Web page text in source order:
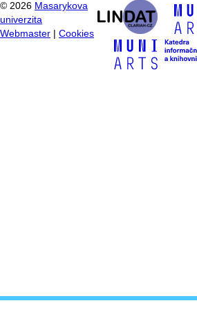
© 2026 Masarykova
univerzita
Webmaster
Cookies